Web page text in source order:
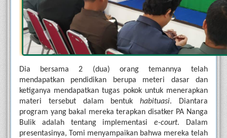
Dia bersama 2 (dua) orang temannya telah
mendapatkan pendidikan berupa meteri dasar dan
ketiganya mendapatkan tugas pokok untuk menerapkan
materi tersebut dalam bentuk habituasi. Diantara
program yang bakal mereka terapkan disatker PA Nanga
Bulik adalah tentang implementasi e-court. Dalam
presentasinya, Tomi menyampaikan bahwa mereka telah